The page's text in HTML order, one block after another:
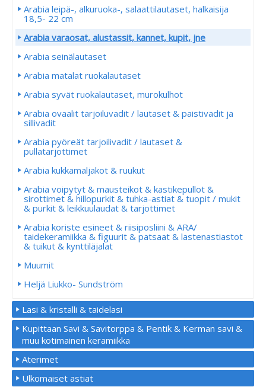
Arabia leipä-, alkuruoka-, salaattilautaset, halkaisija
18,5- 22 cm
Arabia varaosat, alustassit, kannet, kupit, jne
Arabia seinälautaset
Arabia matalat ruokalautaset
Arabia syvät ruokalautaset, murokulhot
Arabia ovaalit tarjoiluvadit / lautaset & paistivadit ja
sillivadit
Arabia pyöreät tarjoilivadit / lautaset &
pullatarjottimet
Arabia kukkamaljakot & ruukut
Arabia voipytyt & mausteikot & kastikepullot &
sirottimet & hillopurkit & tuhka-astiat & tuopit / mukit
& purkit & leikkuulaudat & tarjottimet
Arabia koriste esineet & riisiposliini & ARA/
taidekeramiikka & figuurit & patsaat & lastenastiastot
& tuikut & kynttiläjalat
Muumit
Heljä Liukko- Sundström
Lasi & kristalli & taidelasi
Kupittaan Savi & Savitorppa & Pentik & Kerman savi &
muu kotimainen keramiikka
Aterimet
Ulkomaiset astiat